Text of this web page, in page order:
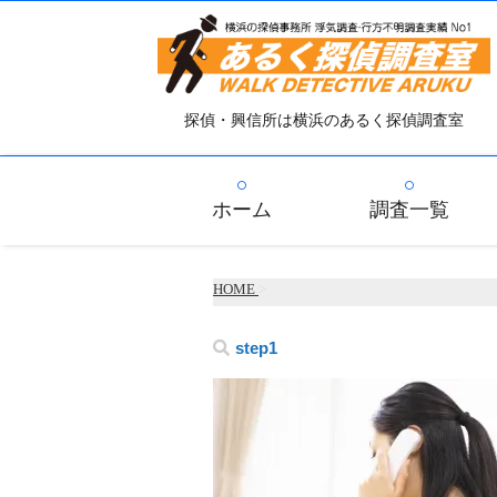
探偵・興信所は横浜のあるく探偵調査室
ホーム 調査一覧
HOME
step1